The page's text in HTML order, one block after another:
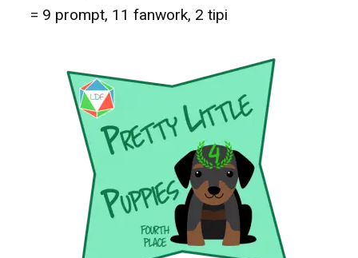
= 9 prompt, 11 fanwork, 2 tipi